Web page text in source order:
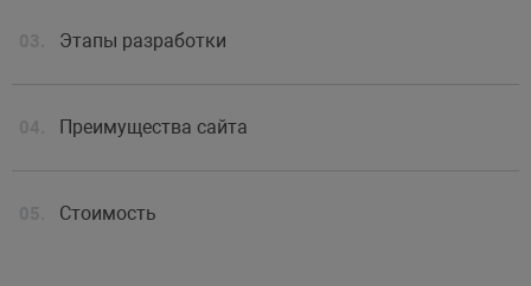
Этапы разработки
Преимущества сайта
Стоимость